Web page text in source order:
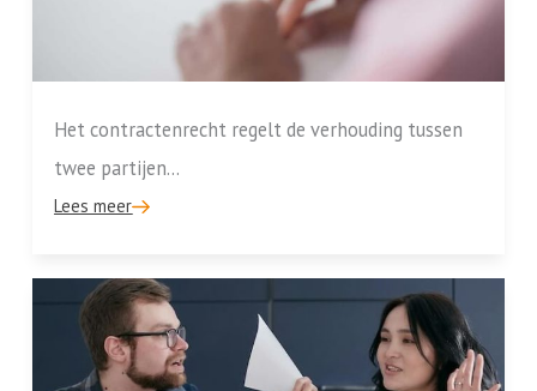
Het contractenrecht regelt de verhouding tussen
twee partijen...
Lees meer